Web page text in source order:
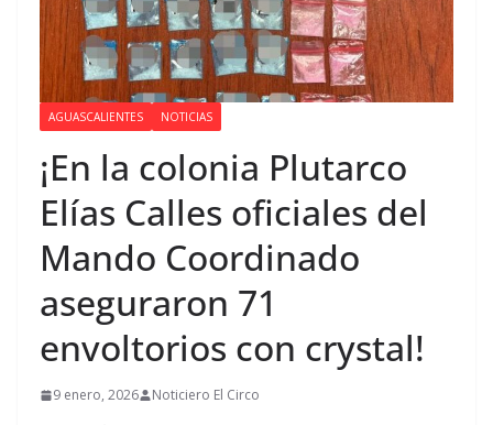
AGUASCALIENTES NOTICIAS
¡En la colonia Plutarco
Elías Calles oficiales del
Mando Coordinado
aseguraron 71
envoltorios con crystal!
9 enero, 2026 Noticiero El Circo